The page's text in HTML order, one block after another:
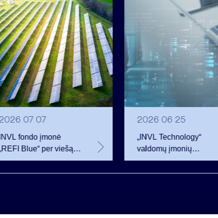
07 07
INVL fondo įmonė
Blue“ per viešą
emisiją
12 mln. eurų –
2026 06 25
„INVL Technology“
valdomų įmonių
darbuotojai realizavo
opcionus ir tapo